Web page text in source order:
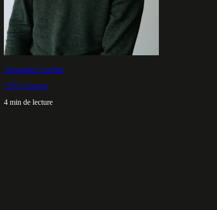
Alexandre Leprêtre
CTO | Omerlo
4 min de lecture